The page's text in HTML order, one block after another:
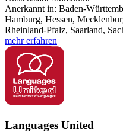
Anerkannt in: Baden-
Hamburg, Hessen,
Rheinland-Pfalz, Saarland,
mehr erfahren
Languages United